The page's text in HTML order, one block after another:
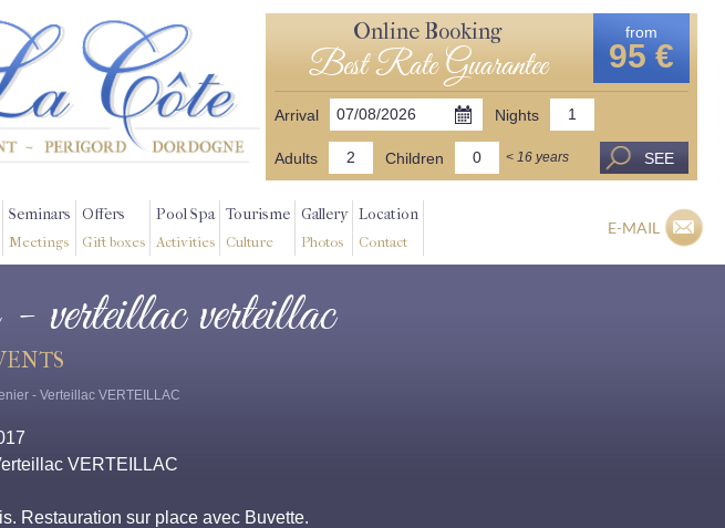
Online Booking
Best Rate Guarantee
from
95 €
Arrival Nights
Adults Children < 16 years SEE
Seminars
Meetings
Offers
Gift boxes
Pool Spa
Activities
Tourisme
Culture
Gallery
Photos
Location
Contact
E-MAIL
verteillac verteillac
- Verteillac VERTEILLAC
VERTEILLAC
Restauration sur place avec Buvette.